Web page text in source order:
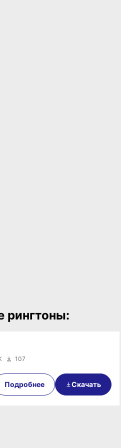
рингтоны:
107
Подробнее Скачать